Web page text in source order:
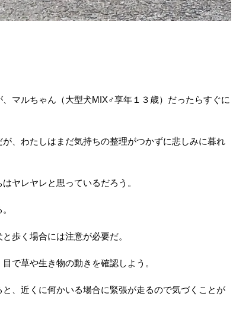
マルちゃん（大型犬MIX♂享年１３歳）だったらすぐに
、わたしはまだ気持ちの整理がつかずに悲しみに暮れ
ヤレヤレと思っているだろう。
歩く場合には注意が必要だ。
で草や生き物の動きを確認しよう。
、近くに何かいる場合に緊張が走るので気づくことが